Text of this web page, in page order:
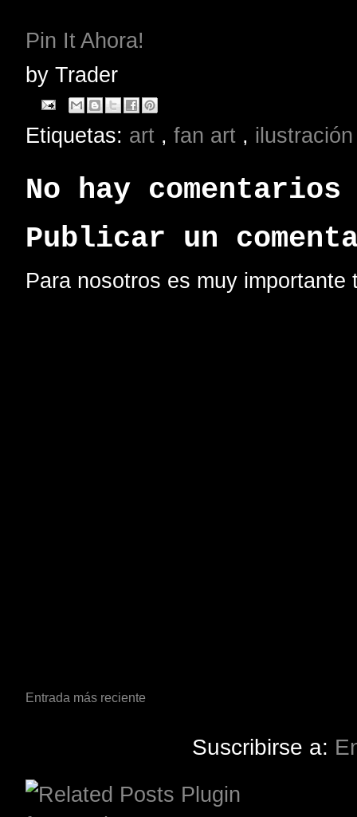
Pin It Ahora!
by Trader
Etiquetas: art , fan art ,
No hay
Publicar un
Para nosotros es muy
Entrada más reciente
Suscribirse a: